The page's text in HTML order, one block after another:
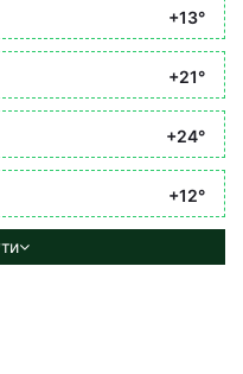
+13°
+21°
+24°
+12°